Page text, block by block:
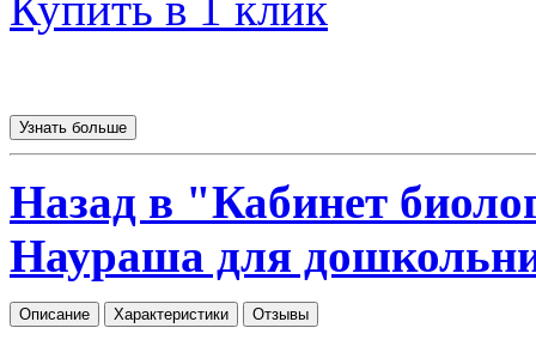
Узнать больше
Назад в "Кабинет
Наураша для
Описание Характеристики Отзывы